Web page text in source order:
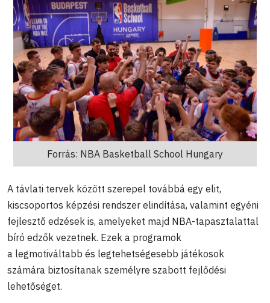
Forrás: NBA Basketball School Hungary
A távlati tervek között szerepel továbbá egy elit,
kiscsoportos képzési rendszer elindítása, valamint egyéni
fejlesztő edzések is, amelyeket majd NBA-tapasztalattal
bíró edzők vezetnek. Ezek a programok
a legmotiváltabb és legtehetségesebb játékosok
számára biztosítanak személyre szabott fejlődési
lehetőséget.